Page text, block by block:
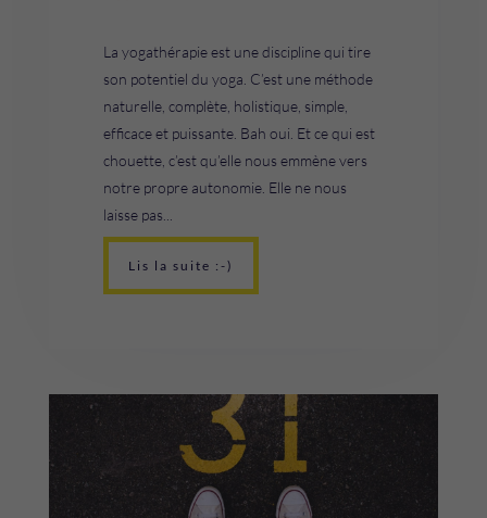
La yogathérapie est une discipline qui tire
son potentiel du yoga. C’est une méthode
naturelle, complète, holistique, simple,
efficace et puissante. Bah oui. Et ce qui est
chouette, c’est qu’elle nous emmène vers
notre propre autonomie. Elle ne nous
laisse pas...
Lis la suite :-)